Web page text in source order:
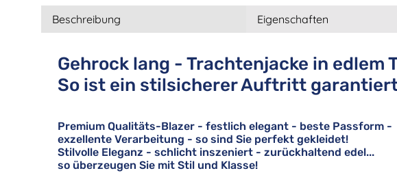
Beschreibung Eigenschaften
Gehrock lang - Trachtenjacke in edlem
So ist ein stilsicherer Auftritt
Premium Qualitäts-Blazer - festlich elegant - beste Passform -
exzellente Verarbeitung - so sind Sie perfekt gekleidet!
Stilvolle Eleganz - schlicht inszeniert - zurückhaltend edel...
so überzeugen Sie mit Stil und Klasse!